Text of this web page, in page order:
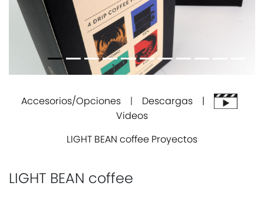
Accesorios/Opciones| Descargas |
Videos
LIGHT BEAN coffee Proyectos
LIGHT BEAN coffee